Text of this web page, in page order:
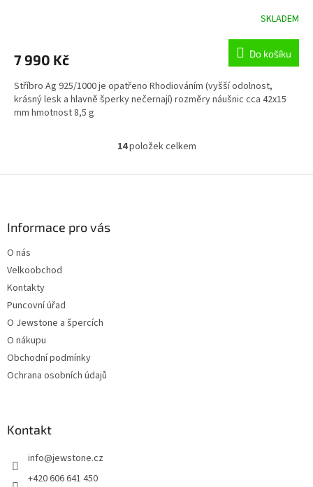
R
M
A
SKLADEM
7 990 Kč Do košíku
Stříbro Ag 925/1000 je opatřeno Rhodiováním (vyšší odolnost,
krásný lesk a hlavně šperky nečernají) rozměry náušnic cca 42x15
mm hmotnost 8,5 g
O
l
14položek celkem
Informace pro vás
O nás
Velkoobchod
Kontakty
Puncovní úřad
O Jewstone a špercích
O nákupu
Obchodní podmínky
Ochrana osobních údajů
Kontakt
info@jewstone.cz
+420 606 641 450